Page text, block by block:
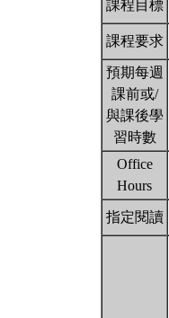
課程目標
課程要求
預期每週
課前或/
與課後學
習時數
Office
Hours
指定閱讀